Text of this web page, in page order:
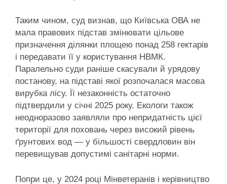
Таким чином, суд визнав, що Київська ОВА не
мала правових підстав змінювати цільове
призначення ділянки площею понад 258 гектарів
і передавати її у користування НВМК.
Паралельно суди раніше скасували й урядову
постанову, на підставі якої розпочалася масова
вирубка лісу. Її незаконність остаточно
підтвердили у січні 2025 року. Екологи також
неодноразово заявляли про непридатність цієї
території для поховань через високий рівень
ґрунтових вод — у більшості свердловин він
перевищував допустимі санітарні норми.
Попри це, у 2024 році Мінветеранів і керівництво